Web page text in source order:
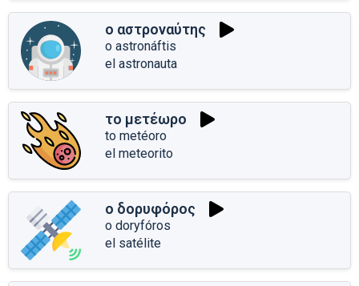
ο αστροναύτης
o astronáftis
el astronauta
το μετέωρο
to metéoro
el meteorito
ο δορυφόρος
o doryfóros
el satélite